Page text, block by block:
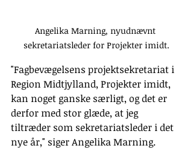
Angelika Marning, nyudnævnt
sekretariatsleder for Projekter imidt.
"Fagbevægelsens projektsekretariat i
Region Midtjylland, Projekter imidt,
kan noget ganske særligt, og det er
derfor med stor glæde, at jeg
tiltræder som sekretariatsleder i det
nye år," siger Angelika Marning.